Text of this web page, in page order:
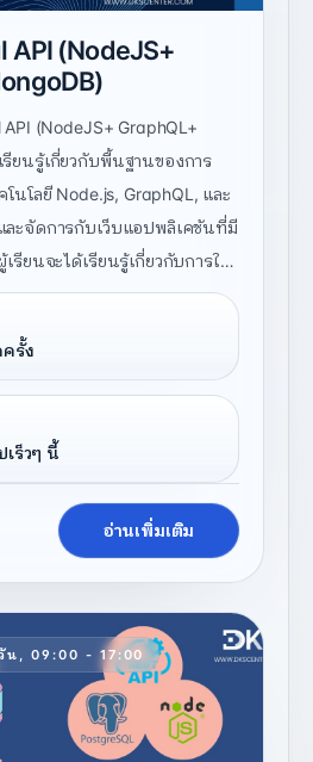
API (NodeJS+
(NodeJS+ GraphQL+
รียนรู้เกี่ยวกับพื้นฐานของการ
นโลยี Node.js, GraphQL, และ
ละจัดการกับเว็บแอปพลิเคชันที่มี
รียนจะได้เรียนรู้เกี่ยวกับการใช้
Node.js, Graph QL,
MongoDB, และการจัดการกับ
รวมถึงการสร้างและการ
และการจัดการกับข้อผิดพลาด
การสร้างและการใช้งานโปรเจค
รั้ง
ร็วๆ นี้
อ่านเพิ่มเติม
น, 09:00 - 17:00